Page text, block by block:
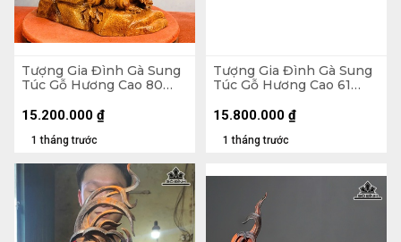
Tượng Gia Đình Gà Sung
Túc Gỗ Hương Cao 80
1 tháng trước
15.200.000 ₫
Tượng Gia Đình Gà Sung
Túc Gỗ Hương Cao 61
1 tháng trước
15.800.000 ₫